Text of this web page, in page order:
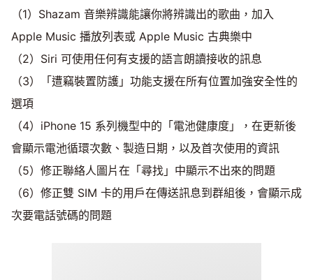
（1）Shazam 音樂辨識能讓你將辨識出的歌曲，加入
Apple Music 播放列表或 Apple Music 古典樂中
（2）Siri 可使用任何有支援的語言朗讀接收的訊息
（3）「遭竊裝置防護」功能支援在所有位置加強安全性的
選項
（4）iPhone 15 系列機型中的「電池健康度」，在更新後
會顯示電池循環次數、製造日期，以及首次使用的資訊
（5）修正聯絡人圖片在「尋找」中顯示不出來的問題
（6）修正雙 SIM 卡的用戶在傳送訊息到群組後，會顯示成
次要電話號碼的問題